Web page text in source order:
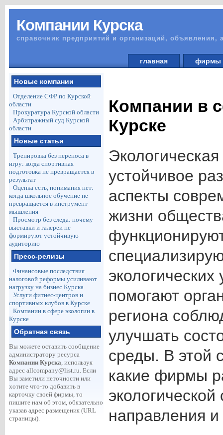
Компании Курска
справочник предприятий и организаций, объявления,
главная
Новые компании
Отделение СФР по Курской
области
Прокуратура Курской области
Арбитражный суд Курской
области
Новые статьи
Тренировка без переноса в
игру: когда спортивная
подготовка не превращается в
результат
Оценка есть, понимания нет:
когда школьное обучение не
превращается в инструмент
мышления
Просмотр без следа: почему
выставки и галереи не
формируют устойчивую
аудиторию
Пресс-релизы
Финансовые последствия
налоговой реформы усиливают
нагрузку на бизнес Курска
Услуги фитнес-центров и
спортивных клубов в Курске
Компании в сфере экологии в
Курске
Обратная связь
Вы можете оставить сообщение
администратору ресурса
Компании Курска, используя
адрес allcompany@list.ru. Если
Вы заметили неточности или
хотите что-то добавить в
карточку своей фирмы, то
пишите нам об этом, обязательно
указав адрес размещения (URL
страницы).
Компании в
Курске
устойчивое
аспекты
жизни
экологических
помогают
региона
улучшать
среды. В этой
какие фирмы
направления